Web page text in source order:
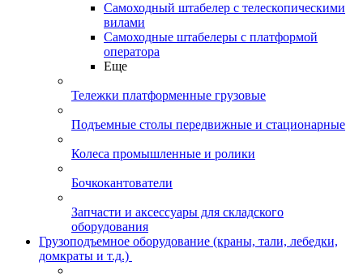
Самоходный штабелер с телескопическими
вилами
Самоходные штабелеры с платформой
оператора
Еще
Тележки платформенные грузовые
Подъемные столы передвижные и стационарные
Колеса промышленные и ролики
Бочкокантователи
Запчасти и аксессуары для складского
оборудования
Грузоподъемное оборудование (краны, тали, лебедки,
домкраты и т.д.)